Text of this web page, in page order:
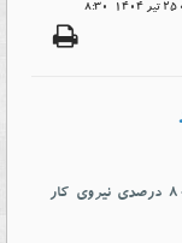
قطعه‌سازان در نشستی با رسانه‌ها نسبت به تعدیل ۸۰ درصدی نیروی کار